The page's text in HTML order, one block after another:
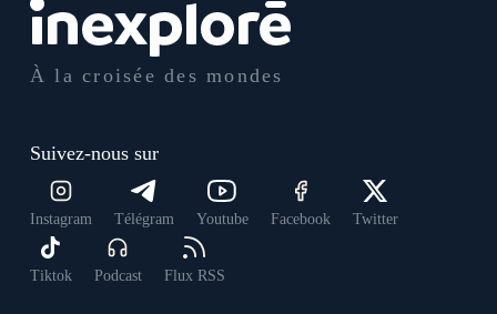
À la croisée des mondes
Suivez-nous sur
Instagram Télégram Youtube Facebook Twitter
Tiktok Podcast Flux RSS